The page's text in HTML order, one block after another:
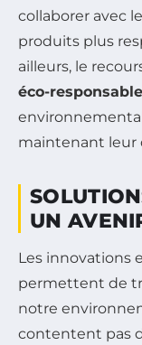
collaborer avec
produits plus
ailleurs, le
éco-
maintenant leur
UN
Les innovations
permettent de
notre
contentent pas